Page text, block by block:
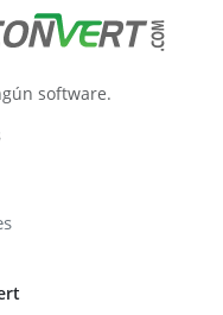
software.